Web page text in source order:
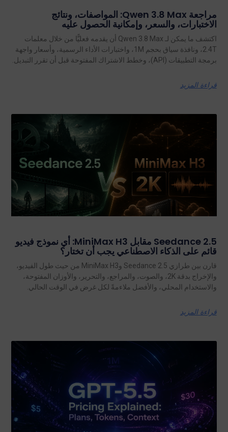
مراجعة Qwen 3.8 Max: المواصفات، ونتائج
الاختبارات، والسعر، وإمكانية الحصول عليه
اكتشف ما يمكن لـ Qwen 3.8 Max أن يقدمه فعليًّا من خلال معلمات
2.4T، ونافذة سياق بحجم 1M، واختبارات الأداء الرسمية، وأسعار واجهة
برمجة التطبيقات (API)، وخطط الاشتراك المفتوحة قبل أن تقرر التبديل.
قراءة المزيد
Seedance 2.5 مقابل MiniMax H3: أي نموذج فيديو
قائم على الذكاء الاصطناعي يجب أن تختار؟
قارن بين طرازي Seedance 2.5 وMiniMax H3 من حيث طول الفيديو،
والإخراج بدقة 2K، والصوت، والمراجع، والتحرير، والأوزان المفتوحة،
والاستخدام المحلي، والأفضل ملاءمةً لكل غرض في الوقت الحالي.
قراءة المزيد